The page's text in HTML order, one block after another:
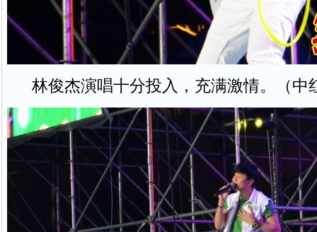
林俊杰演唱十分投入，充满激情。（中